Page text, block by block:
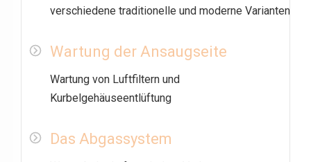
verschiedene traditionelle und moderne Varianten
Wartung der Ansaugseite
Wartung von Luftfiltern und
Kurbelgehäuseentlüftung
Das Abgassystem